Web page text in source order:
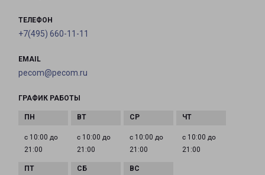
ТЕЛЕФОН
+7(495) 660-11-11
EMAIL
pecom@pecom.ru
ГРАФИК РАБОТЫ
с 10:00 до
21:00
с 10:00 до
21:00
с 10:00 до
21:00
с 10:00 до
21:00